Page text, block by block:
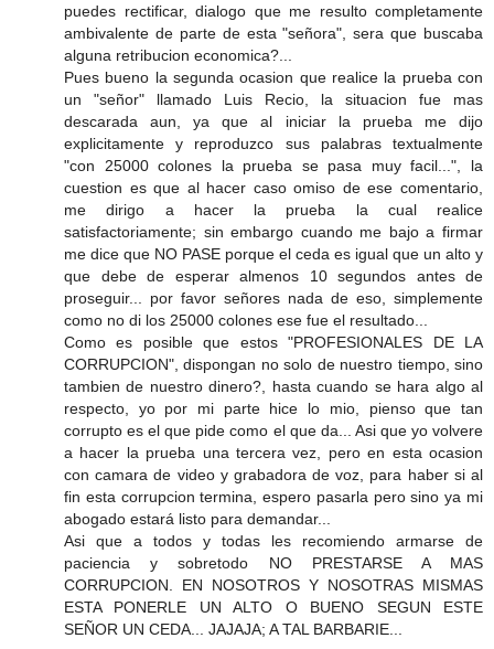
puedes rectificar, dialogo que me resulto completamente
ambivalente de parte de esta "señora", sera que buscaba
alguna retribucion economica?...
Pues bueno la segunda ocasion que realice la prueba con
un "señor" llamado Luis Recio, la situacion fue mas
descarada aun, ya que al iniciar la prueba me dijo
explicitamente y reproduzco sus palabras textualmente
"con 25000 colones la prueba se pasa muy facil...", la
cuestion es que al hacer caso omiso de ese comentario,
me dirigo a hacer la prueba la cual realice
satisfactoriamente; sin embargo cuando me bajo a firmar
me dice que NO PASE porque el ceda es igual que un alto y
que debe de esperar almenos 10 segundos antes de
proseguir... por favor señores nada de eso, simplemente
como no di los 25000 colones ese fue el resultado...
Como es posible que estos "PROFESIONALES DE LA
CORRUPCION", dispongan no solo de nuestro tiempo, sino
tambien de nuestro dinero?, hasta cuando se hara algo al
respecto, yo por mi parte hice lo mio, pienso que tan
corrupto es el que pide como el que da... Asi que yo volvere
a hacer la prueba una tercera vez, pero en esta ocasion
con camara de video y grabadora de voz, para haber si al
fin esta corrupcion termina, espero pasarla pero sino ya mi
abogado estará listo para demandar...
Asi que a todos y todas les recomiendo armarse de
paciencia y sobretodo NO PRESTARSE A MAS
CORRUPCION. EN NOSOTROS Y NOSOTRAS MISMAS
ESTA PONERLE UN ALTO O BUENO SEGUN ESTE
SEÑOR UN CEDA... JAJAJA; A TAL BARBARIE...